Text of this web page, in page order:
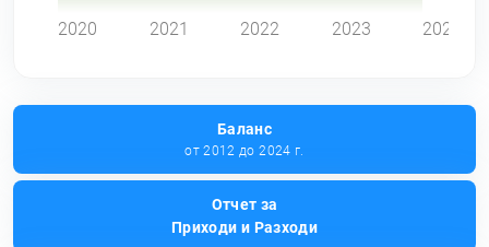
2020 2021 2022 2023 2024
Баланс
от 2012 до 2024 г.
Отчет за
Приходи и Разходи